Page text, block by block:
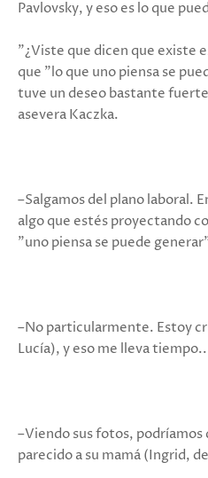
Pavlovsky, y eso es lo que
"¿Viste que dicen que existe
que "lo que uno piensa se
tuve un deseo bastante
asevera Kaczka.
–Salgamos del plano laboral.
algo que estés proyectando
"uno piensa se puede
–No particularmente. Estoy
Lucía), y eso me lleva
–Viendo sus fotos,
parecido a su mamá (Ingrid,